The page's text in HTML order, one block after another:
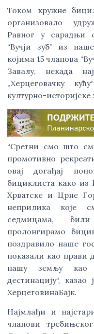
Током кружне
организовало
Равног у сарадњи
“Вучји зуб” из
којима 15 чланова
Завалу, некада
„Херцеговачку
културно-
“Сретни смо што
промотивно
овај догађај
бициклиста како из
Хрватске и Црне
неприлика које
седмицама,
пролонгирамо
поздравило наше
показали као прави
нашу земљу као
дестинацију“,
ХерцеговинаБајк.
Најмлађи и
чланови